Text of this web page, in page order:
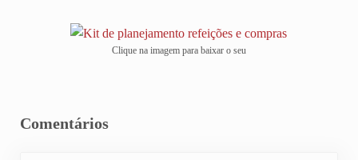
Clique na imagem para baixar o seu
Comentários